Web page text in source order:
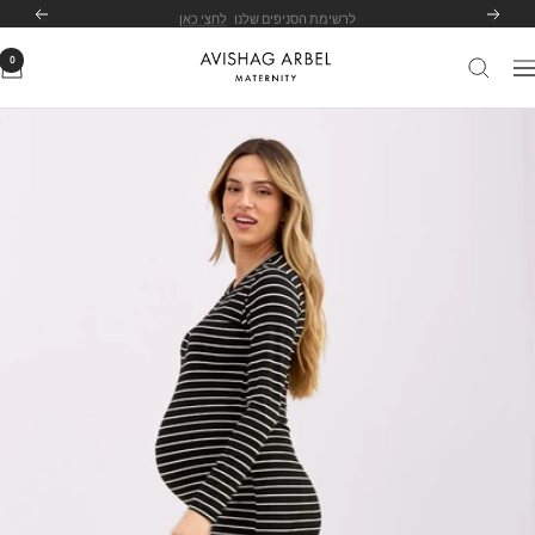
הקודם לרשימת הסניפים שלנו לחצי כאן הבא
ניווט
Avishag
0